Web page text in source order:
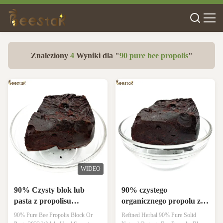
Znaleziony 4Wyniki dla "90 pure bee propolis"
WIDEO
90% Czysty blok lub
pasta z propolisu
pszczelego dla zdrowia i
90% Pure Bee Propolis Block Or
90% czystego
organicznego propolu z
czarnej pszczoły -
Refined Herbal 90% Pure Solid